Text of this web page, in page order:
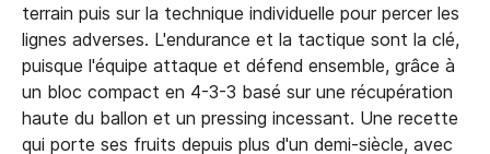
terrain puis sur la technique individuelle pour percer les
lignes adverses. L'endurance et la tactique sont la clé,
puisque l'équipe attaque et défend ensemble, grâce à
un bloc compact en 4-3-3 basé sur une récupération
haute du ballon et un pressing incessant. Une recette
qui porte ses fruits depuis plus d'un demi-siècle, avec